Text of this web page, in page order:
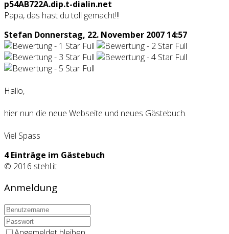
p54AB722A.dip.t-dialin.net
Papa, das hast du toll gemacht!!!
Stefan Donnerstag, 22. November 2007 14:57
Hallo,
hier nun die neue Webseite und neues Gästebuch.
Viel Spass
4 Einträge im Gästebuch
© 2016 stehl.it
Anmeldung